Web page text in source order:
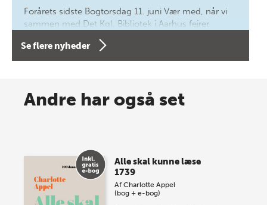
Forårets sidste Bogtorsdag 11. juni Vær med, når vi
sammen med Det Kgl. Bibliotek i Aarhus fejrer
forfatterne bag vores nyes…
Spar op til 70% til sommer-
store sommer-lagersalg, så sæt kryds i kalenderen
onsdag den 10. j…
Se flere nyheder
Andre har også set
Alle skal kunne læse
1739
AfCharlotte Appel
(bog + e-bog)